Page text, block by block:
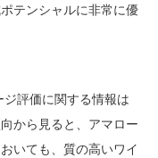
テンシャルに非常に優
評価に関する情報は
から見ると、アマロー
いても、質の高いワイ